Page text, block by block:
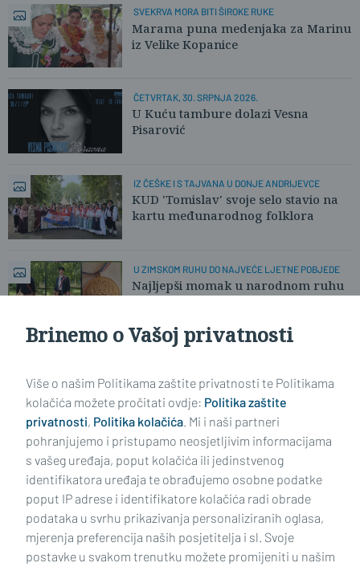
SVEKRVA MORA BITI ŠIROKE RUKE
Marama puna medenjaka za Marinu
iz Velike Kopanice
ČETVRTAK, 30. SRPNJA 2026.
U Kuću tambure dolazi Vesna
Pisarović
IZ ČEŠKE I S TAJVANA U DONJE ANDRIJEVCE
KUD 'Tomislav' svoje selo stavio na
kartu međunarodnog folklora
U ZIMSKOM RUHU DO NAJVEĆE LJETNE POBJEDE
Najljepši momak u narodnom ruhu
Impressum Uvjeti korištenja Politika privatnosti
Brinemo o Vašoj privatnosti
Više o našim Politikama zaštite privatnosti te Politikama
kolačića možete pročitati ovdje: Politika zaštite
privatnosti, Politika kolačića. Mi i naši partneri
pohranjujemo i pristupamo neosjetljivim informacijama
s vašeg uređaja, poput kolačića ili jedinstvenog
identifikatora uređaja te obrađujemo osobne podatke
poput IP adrese i identifikatore kolačića radi obrade
podataka u svrhu prikazivanja personaliziranih oglasa,
mjerenja preferencija naših posjetitelja i sl. Svoje
postavke u svakom trenutku možete promijeniti u našim